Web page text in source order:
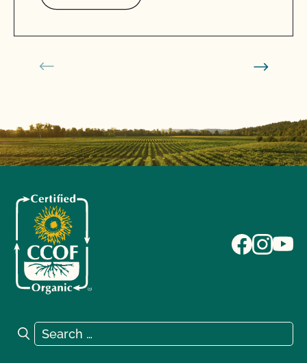
Search for:
Search